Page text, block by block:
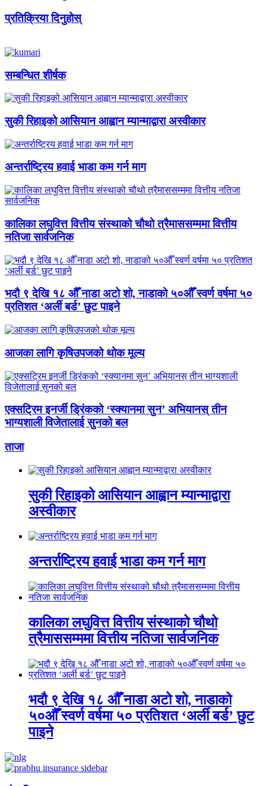
प्रतिक्रिया दिनुहोस्
सम्बन्धित शीर्षक
सुकी रिहाइको आसियान आह्वान म्यान्माद्वारा अस्वीकार
अन्तर्राष्ट्रिय हवाई भाडा कम गर्न माग
कालिका लघुवित्त वित्तीय संस्थाको चौथो त्रैमाससम्ममा वित्तीय
नतिजा सार्वजनिक
भदौ ९ देखि १८ औँ नाडा अटो शो, नाडाको ५०औँ स्वर्ण वर्षमा ५०
प्रतिशत ‘अर्ली बर्ड’ छुट पाइने
आजका लागि कृषिउपजको थोक मूल्य
एक्सट्रिम इनर्जी ड्रिंकको ‘स्क्यानमा सुन’ अभियानस् तीन
भाग्यशाली विजेतालाई सुनको बल
ताजा
सुकी रिहाइको आसियान आह्वान म्यान्माद्वारा
अस्वीकार
अन्तर्राष्ट्रिय हवाई भाडा कम गर्न माग
कालिका लघुवित्त वित्तीय संस्थाको चौथो
त्रैमाससम्ममा वित्तीय नतिजा सार्वजनिक
भदौ ९ देखि १८ औँ नाडा अटो शो, नाडाको
५०औँ स्वर्ण वर्षमा ५० प्रतिशत ‘अर्ली बर्ड’ छुट
पाइने